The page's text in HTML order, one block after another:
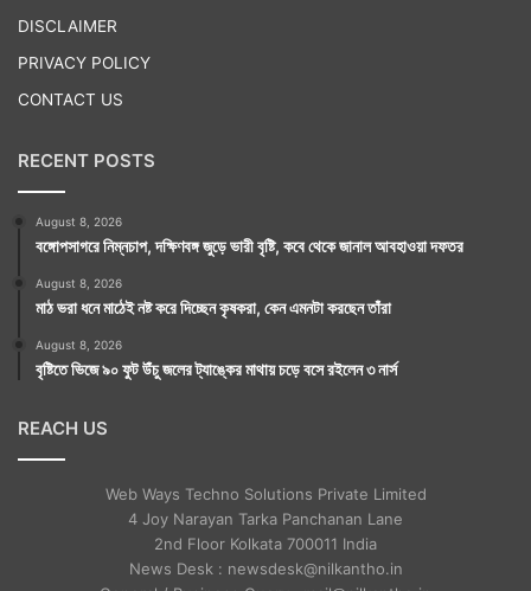
DISCLAIMER
PRIVACY POLICY
CONTACT US
RECENT POSTS
August 8, 2026
বঙ্গোপসাগরে নিম্নচাপ, দক্ষিণবঙ্গ জুড়ে ভারী বৃষ্টি, কবে থেকে জানাল আবহাওয়া দফতর
August 8, 2026
মাঠ ভরা ধনে মাঠেই নষ্ট করে দিচ্ছেন কৃষকরা, কেন এমনটা করছেন তাঁরা
August 8, 2026
বৃষ্টিতে ভিজে ৯০ ফুট উঁচু জলের ট্যাঙ্কের মাথায় চড়ে বসে রইলেন ৩ নার্স
REACH US
Web Ways Techno Solutions Private Limited
4 Joy Narayan Tarka Panchanan Lane
2nd Floor Kolkata 700011 India
News Desk : newsdesk@nilkantho.in